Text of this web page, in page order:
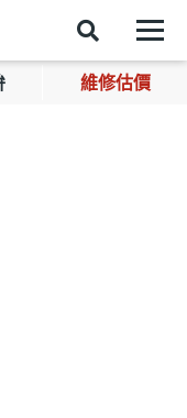
維修估價